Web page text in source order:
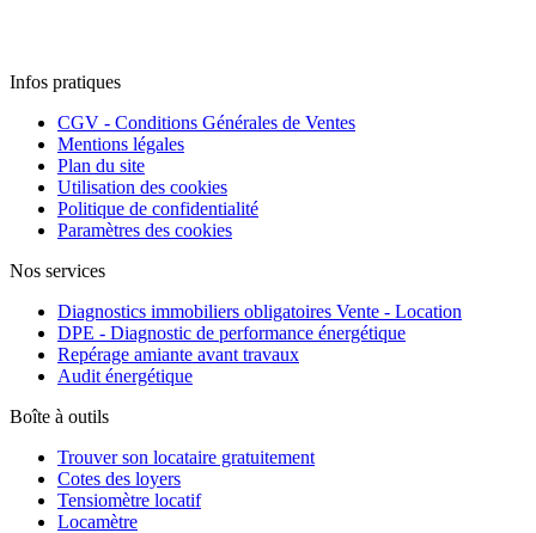
Infos pratiques
CGV - Conditions Générales de Ventes
Mentions légales
Plan du site
Utilisation des cookies
Politique de confidentialité
Paramètres des cookies
Nos services
Diagnostics immobiliers obligatoires Vente - Location
DPE - Diagnostic de performance énergétique
Repérage amiante avant travaux
Audit énergétique
Boîte à outils
Trouver son locataire gratuitement
Cotes des loyers
Tensiomètre locatif
Locamètre